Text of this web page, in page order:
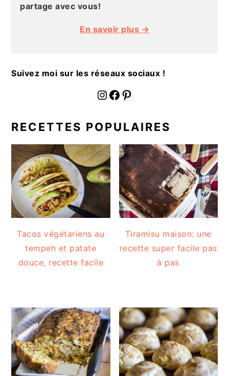
partage avec vous!
En savoir plus →
Suivez moi sur les réseaux sociaux !
fournoratio Facebook Pinterest
RECETTES POPULAIRES
Tacos végétariens au
tempeh et patate
douce, recette facile
Tiramisu maison: une
recette super facile pas
à pas